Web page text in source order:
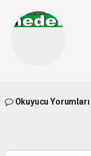
Okuyucu Yorumları